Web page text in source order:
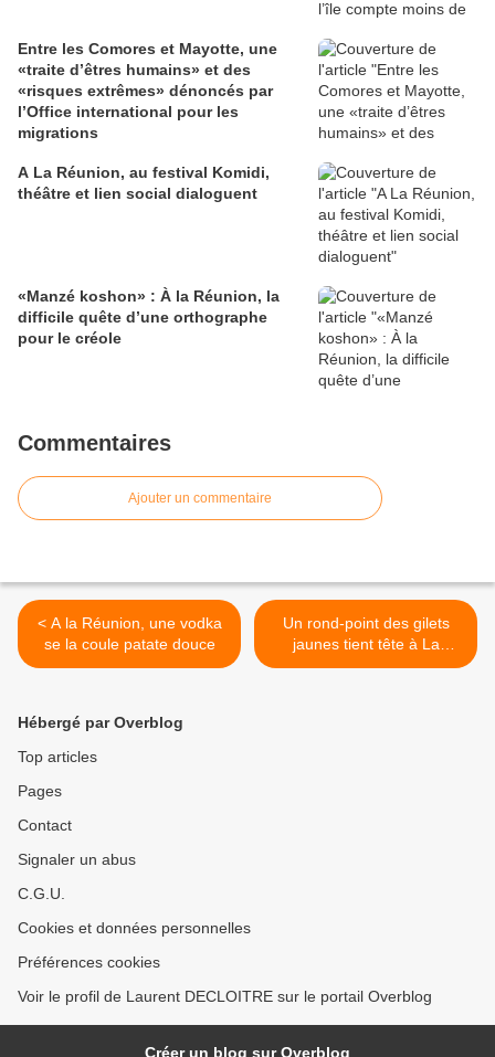
Entre les Comores et Mayotte, une
«traite d’êtres humains» et des
«risques extrêmes» dénoncés par
l’Office international pour les
migrations
A La Réunion, au festival Komidi,
théâtre et lien social dialoguent
«Manzé koshon» : À la Réunion, la
difficile quête d’une orthographe
pour le créole
Commentaires
Ajouter un commentaire
< A la Réunion, une vodka
se la coule patate douce
Un rond-point des gilets
jaunes tient tête à La
Réunion >
Hébergé par Overblog
Top articles
Pages
Contact
Signaler un abus
C.G.U.
Cookies et données personnelles
Préférences cookies
Voir le profil de Laurent DECLOITRE sur le portail Overblog
Créer un blog sur Overblog